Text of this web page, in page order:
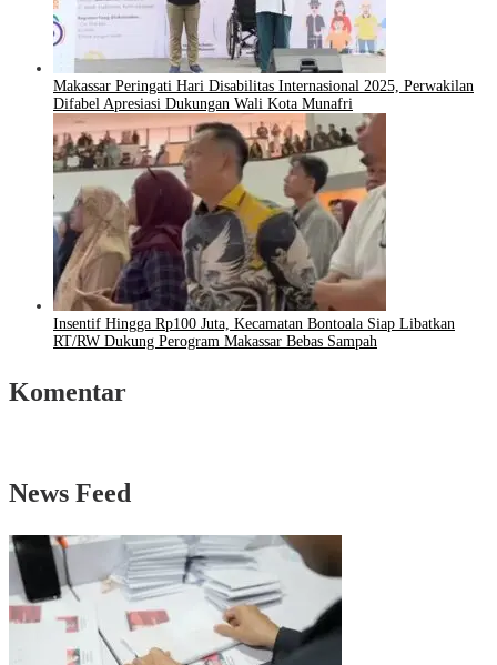
Makassar Peringati Hari Disabilitas Internasional 2025, Perwakilan
Difabel Apresiasi Dukungan Wali Kota Munafri
Insentif Hingga Rp100 Juta, Kecamatan Bontoala Siap Libatkan
RT/RW Dukung Perogram Makassar Bebas Sampah
Komentar
News Feed